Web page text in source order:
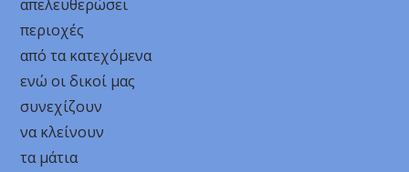
απελευθερώσει
περιοχές
από τα κατεχόμενα
ενώ οι δικοί μας
συνεχίζουν
να κλείνουν
τα μάτια